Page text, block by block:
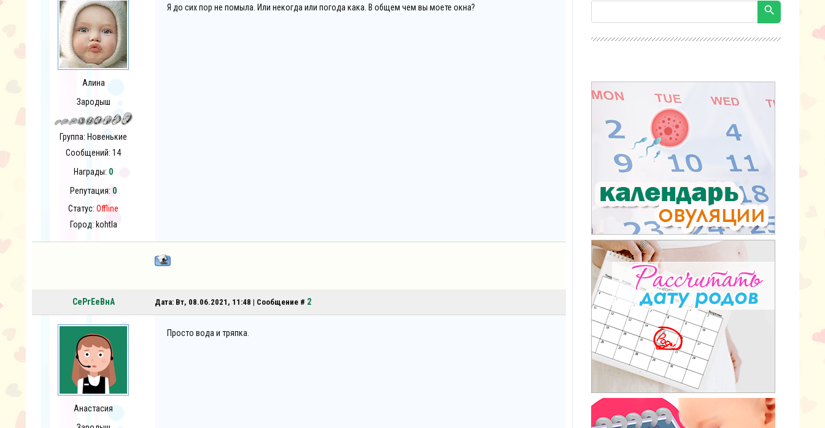
Алина
Зародыш
Группа: Новенькие
Сообщений: 14
Награды: 0
Репутация: 0
Статус: Offline
Город: kohtla
Я до сих пор не помыла. Или некогда или погода кака. В общем чем вы моете окна?
СеРгЕеВнА Дата: Вт, 08.06.2021, 11:48 | Сообщение # 2
Анастасия
Просто вода и тряпка.